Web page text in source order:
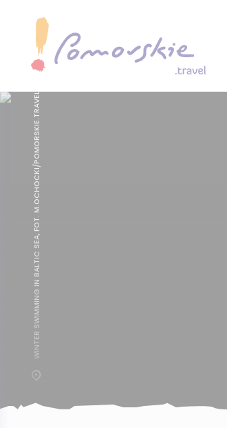
WINTER SWIMMING IN BALTIC SEA, FOT. M.OCHOCKI/POMORSKIE.TRAVEL